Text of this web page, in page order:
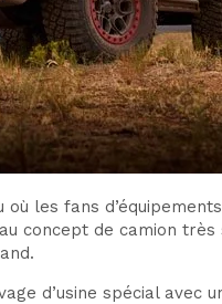
où les fans
concept de camion
d’usine spécial